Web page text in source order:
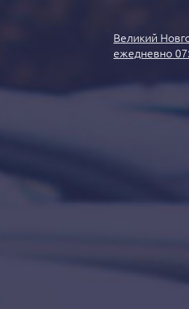
Великий
ежедневно